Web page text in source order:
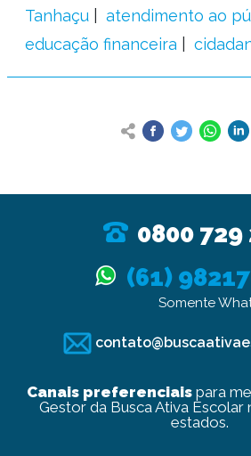
Tanhaçu
atendimento ao
educação financeira
0800 729
(61)
Somente
Canais preferenciaispara
Gestor da Busca Ativa Escolar
estados.